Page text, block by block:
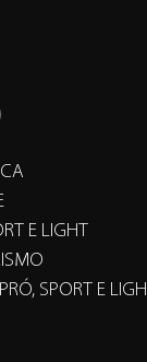
E LIGHT
SPORT E